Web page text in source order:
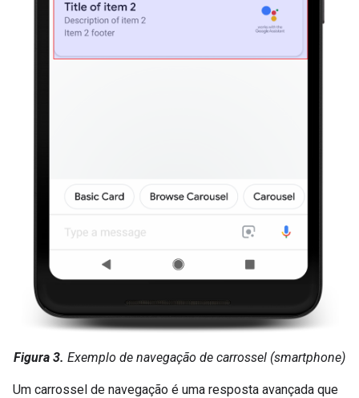
Figura 3. Exemplo de navegação de carrossel (smartphone)
Um carrossel de navegação é uma resposta avançada que